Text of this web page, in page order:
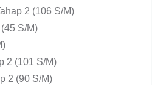
2 (106 S/M)
S/M)
2 (101 S/M)
2 (90 S/M)